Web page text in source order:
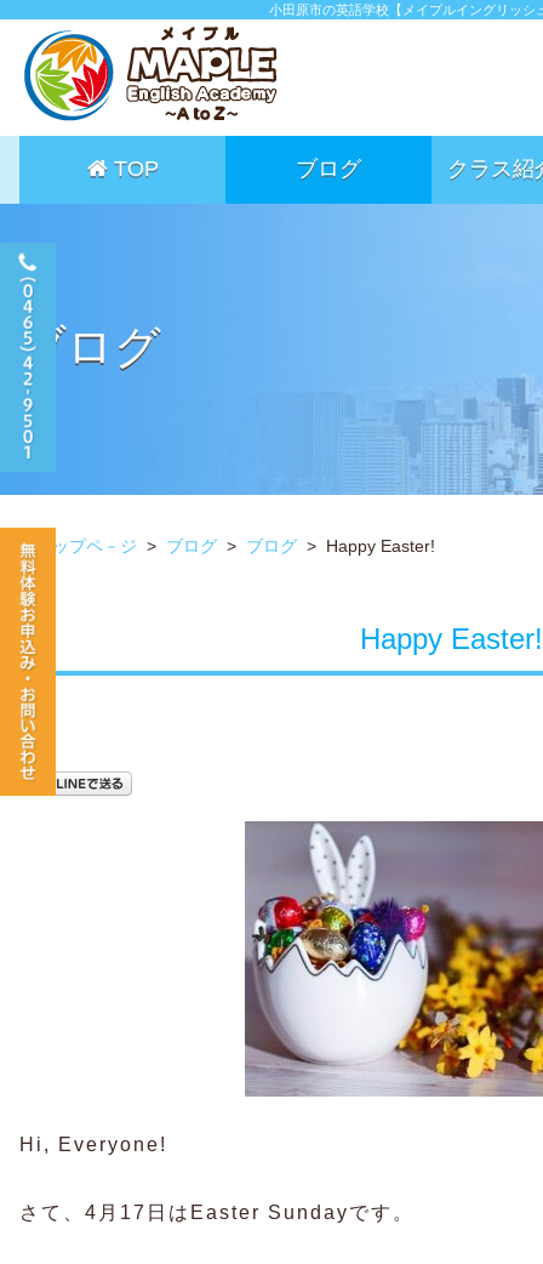
小田原市の英語学校【メイプルイングリッ
TOP ブログ クラス紹
ブログ
トップペ－ジ > ブログ > ブログ > Happy Easter!
Happy Easter!
Hi, Everyone!
さて、4月17日はEaster Sundayです。